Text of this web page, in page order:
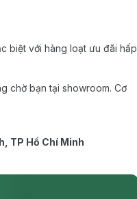
biệt với hàng loạt ưu đãi hấp
chờ bạn tại showroom. Cơ
TP Hồ Chí Minh